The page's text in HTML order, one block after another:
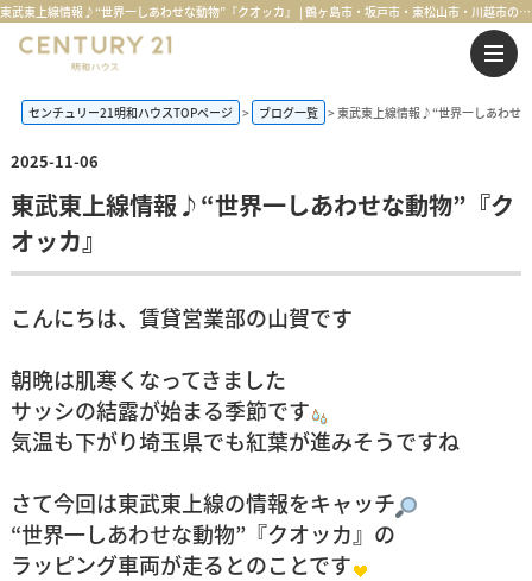
東武東上線情報♪“世界一しあわせな動物”『クオッカ』 | 鶴ヶ島市・坂戸市・東松山市・川越市の不動産購入・不動産売却のことならセンチュリー21明和ハウス
センチュリー21明和ハウスTOPページ ブログ一覧 東武東上線情報♪“世界一しあわせ
2025-11-06
東武東上線情報♪“世界一しあわせな動物”『ク
オッカ』
こんにちは、賃貸営業部の山賀です
朝晩は肌寒くなってきました
サッシの結露が始まる季節です
気温も下がり埼玉県でも紅葉が進みそうですね
さて今回は東武東上線の情報をキャッチ
“世界一しあわせな動物”『クオッカ』 の
ラッピング車両が走るとのことです